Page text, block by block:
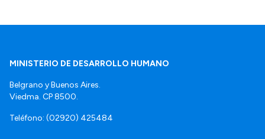
MINISTERIO DE DESARROLLO HUMANO
Belgrano y Buenos Aires.
Viedma. CP 8500.
Teléfono: (02920) 425484